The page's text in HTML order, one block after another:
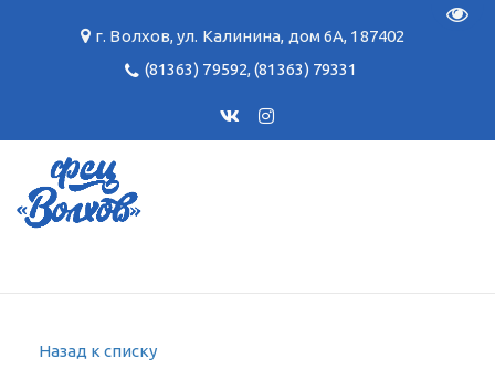
г. Волхов,ул. Калинина, дом 6А, 187402
(81363) 79592,(81363) 79331
Назад к списку